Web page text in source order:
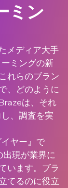
ミン
メディア大手
ミングの新
れらのブラン
、どのように
は、それ
、調査を実
ヤー』で
出現が業界に
います。ブラ
てるのに役立